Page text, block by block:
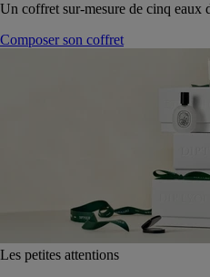
Un coffret sur-mesure de cinq eaux
Composer son coffret
Les petites attentions